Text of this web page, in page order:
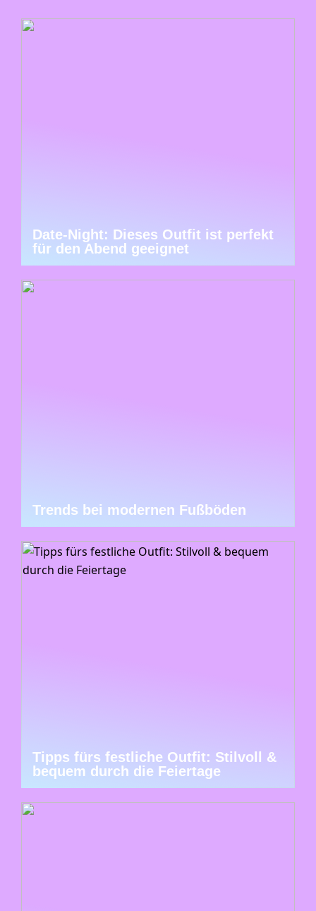
Date-Night: Dieses Outfit ist perfekt
für den Abend geeignet
Trends bei modernen Fußböden
Tipps fürs festliche Outfit: Stilvoll &
bequem durch die Feiertage